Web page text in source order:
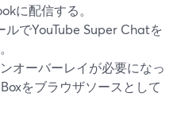
に配信する。
でYouTube Super Chatを
オーバーレイが必要になっ
をブラウザソースとして